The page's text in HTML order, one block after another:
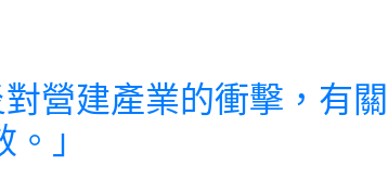
營建產業的衝擊，有
」